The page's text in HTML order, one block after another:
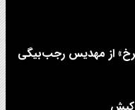
از مهدیس رجب‌بیگی